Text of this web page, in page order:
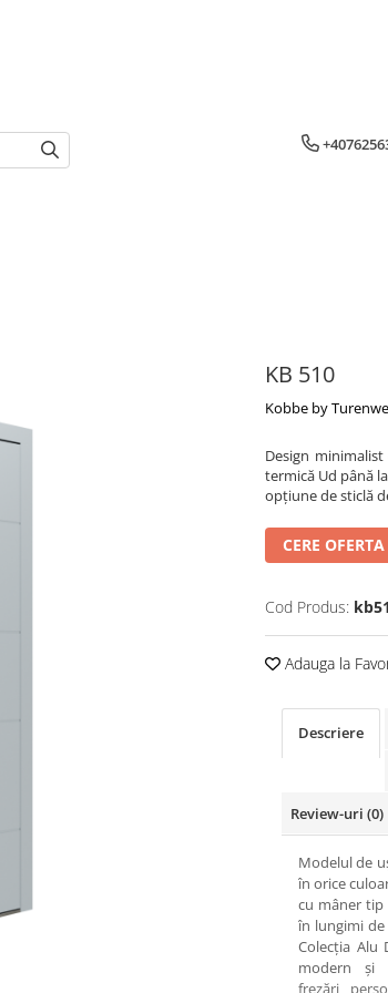
KB 510
Kobbe by
Design
termică Ud până
opțiune de sticlă
CERE OFERTA
Cod Produs:
Adauga la
Descriere
Review-uri (0)
Modelul de
în orice
cu mâner
în lungimi
Colecția Alu
modern și
frezări